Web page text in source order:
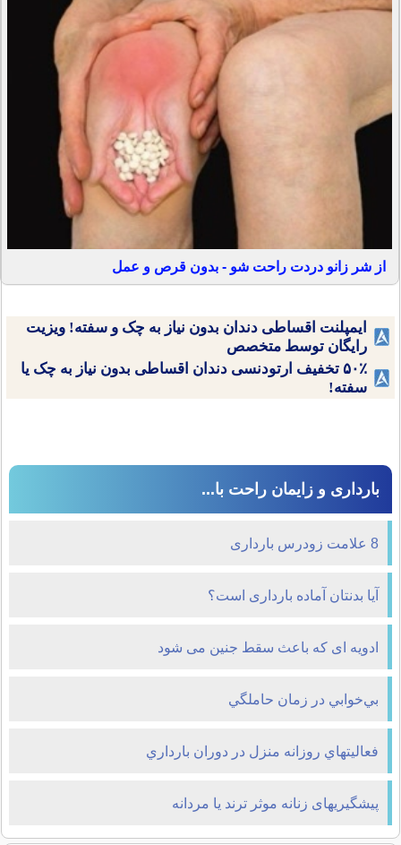
از شر زانو دردت راحت شو - بدون قرص و عمل
ایمپلنت اقساطی دندان بدون نیاز به چک و سفته! ویزیت
رایگان توسط متخصص
۵۰٪ تخفیف ارتودنسی دندان اقساطی بدون نیاز به چک یا
سفته!
بارداری و زایمان راحت با...
8 علامت زودرس بارداری
آیا بدنتان آماده بارداری است؟
ادویه ای که باعث سقط جنین می شود
بي‌خوابي در زمان حاملگي
فعاليتهاي روزانه منزل در دوران بارداري
پیشگیریهای زنانه موثر ترند یا مردانه